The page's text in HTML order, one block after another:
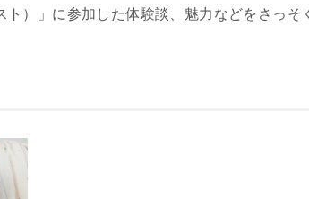
）」に参加した体験談、魅力などをさっそ